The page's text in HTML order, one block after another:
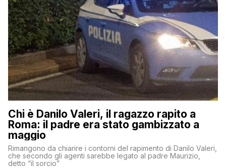
Chi è Danilo Valeri, il ragazzo rapito a
Roma: il padre era stato gambizzato a
maggio
Rimangono da chiarire i contorni del rapimento di Danilo Valeri,
che secondo gli agenti sarebbe legato al padre Maurizio,
detto “il sorcio”